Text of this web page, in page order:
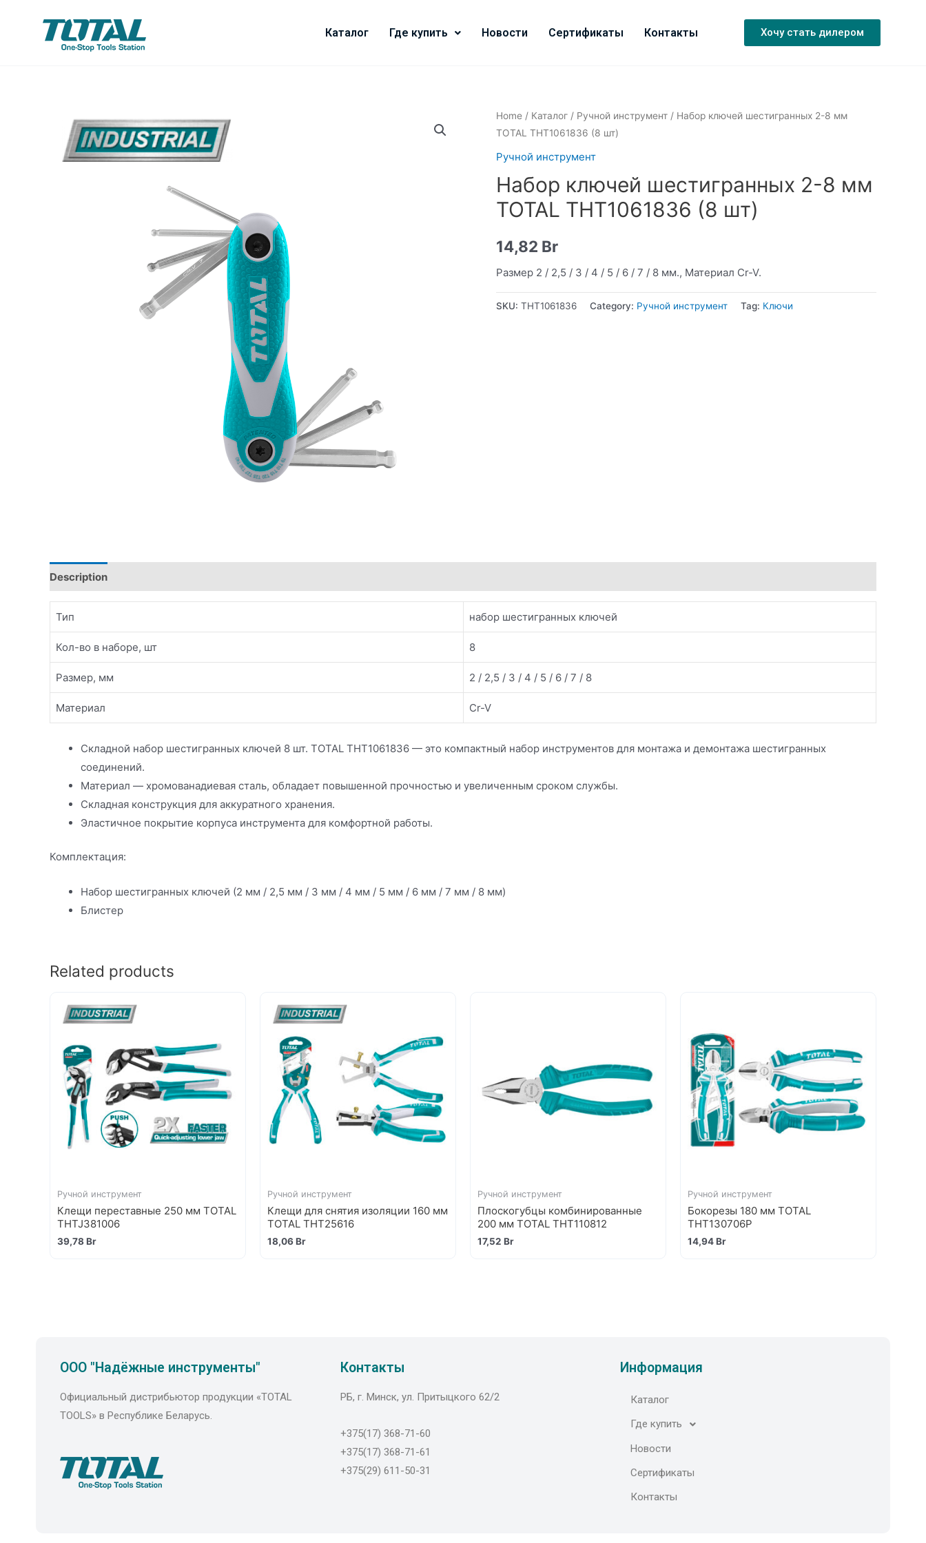
Каталог Где купить Новости Сертификаты Контакты Хочу стать дилером
Home / Каталог / Ручной инструмент / Набор ключей шестигранных 2-8 мм
TOTAL THT1061836 (8 шт)
Ручной инструмент
Набор ключей шестигранных 2-8 мм
TOTAL THT1061836 (8 шт)
14,82 Br
Размер 2 / 2,5 / 3 / 4 / 5 / 6 / 7 / 8 мм., Материал Cr-V.
SKU: THT1061836 Category: Ручной инструмент Tag: Ключи
Description
Тип набор шестигранных ключей
Кол-во в наборе, шт 8
Размер, мм 2 / 2,5 / 3 / 4 / 5 / 6 / 7 / 8
Материал Cr-V
Складной набор шестигранных ключей 8 шт. TOTAL THT1061836 — это компактный набор инструментов для монтажа и демонтажа шестигранных
соединений.
Материал — хромованадиевая сталь, обладает повышенной прочностью и увеличенным сроком службы.
Складная конструкция для аккуратного хранения.
Эластичное покрытие корпуса инструмента для комфортной работы.
Комплектация:
Набор шестигранных ключей (2 мм / 2,5 мм / 3 мм / 4 мм / 5 мм / 6 мм / 7 мм / 8 мм)
Блистер
Related products
Ручной инструмент
Клещи переставные 250 мм TOTAL
THTJ381006
39,78Br
Ручной инструмент
Клещи для снятия изоляции 160 мм
TOTAL THT25616
18,06Br
Ручной инструмент
Плоскогубцы комбинированные
200 мм TOTAL THT110812
17,52 Br
Ручной инструмент
Бокорезы 180 мм TOTAL
THT130706P
14,94Br
ООО "Надёжные инструменты"
Официальный дистрибьютор продукции «TOTAL
TOOLS» в Республике Беларусь.
Контакты
РБ, г. Минск, ул. Притыцкого 62/2
+375(17) 368-71-60
+375(17) 368-71-61
+375(29) 611-50-31
Информация
Каталог
Где купить
Новости
Сертификаты
Контакты